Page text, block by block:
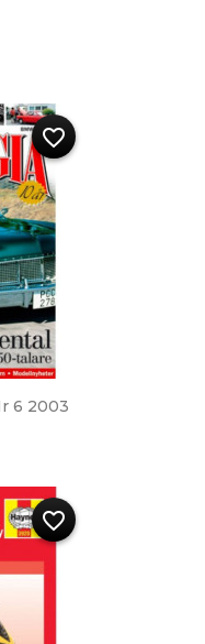
6 2003
favorite_border
favorite_border